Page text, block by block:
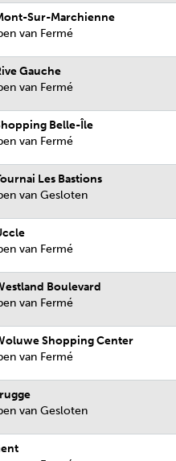
Sur-Marchienne
van Fermé
Gauche
van Fermé
Belle-Île
van Fermé
Les Bastions
van Gesloten
van Fermé
Boulevard
van Fermé
Shopping Center
van Fermé
van Gesloten